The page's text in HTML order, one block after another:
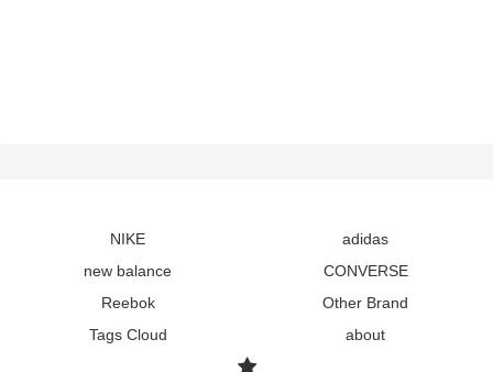
NIKE
adidas
new balance
CONVERSE
Reebok
Other Brand
Tags Cloud
about